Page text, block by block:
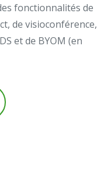
fonctionnalités de
de visioconférence,
et de BYOM (en